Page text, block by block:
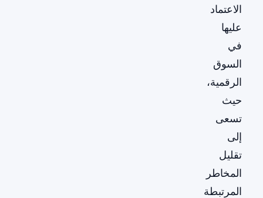
الاعتماد
عليها
في
السوق
الرقمية،
حيث
تسعى
إلى
تقليل
المخاطر
المرتبطة